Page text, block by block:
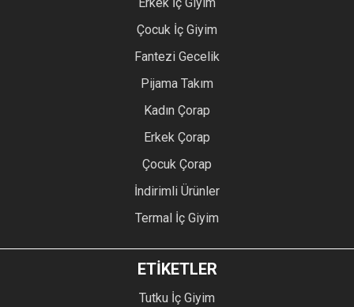
Çocuk İç Giyim
Fantezi Gecelik
Pijama Takım
Kadın Çorap
Erkek Çorap
Çocuk Çorap
İndirimli Ürünler
Termal İç Giyim
ETİKETLER
Tutku İç Giyim